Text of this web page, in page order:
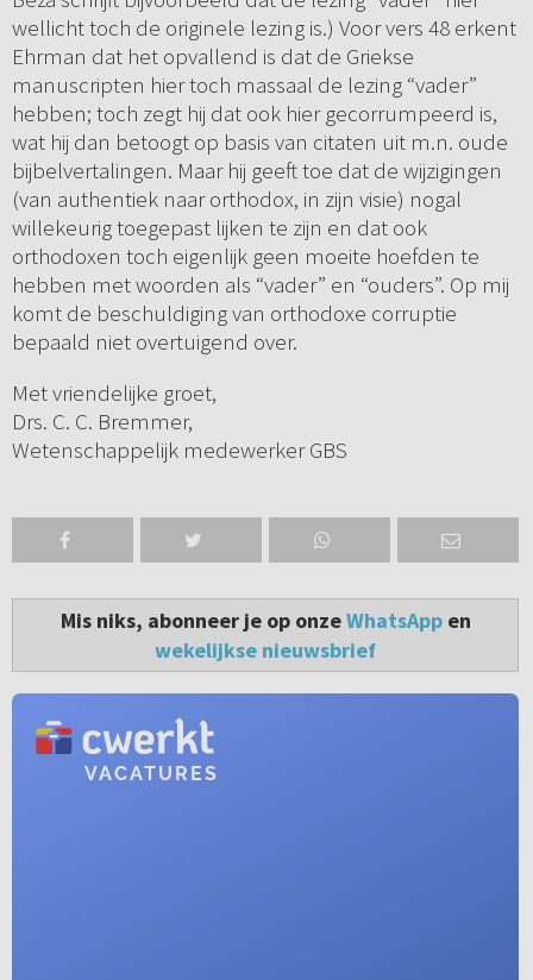
wellicht toch de originele lezing is.) Voor vers 48 erkent
Ehrman dat het opvallend is dat de Griekse
manuscripten hier toch massaal de lezing “vader”
hebben; toch zegt hij dat ook hier gecorrumpeerd is,
wat hij dan betoogt op basis van citaten uit m.n. oude
bijbelvertalingen. Maar hij geeft toe dat de wijzigingen
(van authentiek naar orthodox, in zijn visie) nogal
willekeurig toegepast lijken te zijn en dat ook
orthodoxen toch eigenlijk geen moeite hoefden te
hebben met woorden als “vader” en “ouders”. Op mij
komt de beschuldiging van orthodoxe corruptie
bepaald niet overtuigend over.
Met vriendelijke groet,
Drs. C. C. Bremmer,
Wetenschappelijk medewerker GBS
Mis niks, abonneer je op onzeWhatsAppen
wekelijkse nieuwsbrief